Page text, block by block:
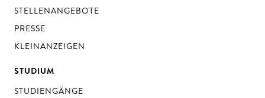
STELLENANGEBOTE
PRESSE
KLEINANZEIGEN
STUDIUM
STUDIENGÄNGE